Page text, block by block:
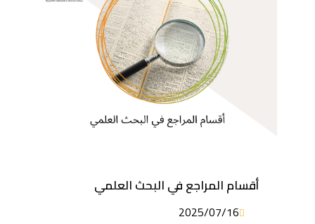
أقسام المراجع في البحث العلمي
2025/07/16